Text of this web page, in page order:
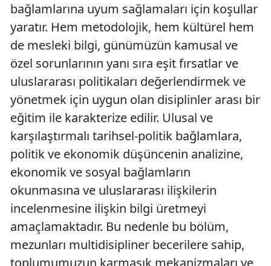
bağlamlarına uyum sağlamaları için koşullar
yaratır. Hem metodolojik, hem kültürel hem
de mesleki bilgi, günümüzün kamusal ve
özel sorunlarının yanı sıra eşit fırsatlar ve
uluslararası politikaları değerlendirmek ve
yönetmek için uygun olan disiplinler arası bir
eğitim ile karakterize edilir. Ulusal ve
karşılaştırmalı tarihsel-politik bağlamlara,
politik ve ekonomik düşüncenin analizine,
ekonomik ve sosyal bağlamların
okunmasına ve uluslararası ilişkilerin
incelenmesine ilişkin bilgi üretmeyi
amaçlamaktadır. Bu nedenle bu bölüm,
mezunları multidisipliner becerilere sahip,
toplumumuzun karmaşık mekanizmaları ve